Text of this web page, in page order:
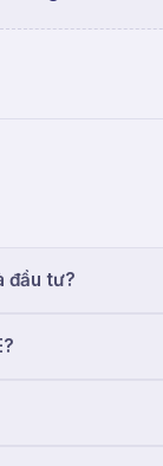
đầu tư?